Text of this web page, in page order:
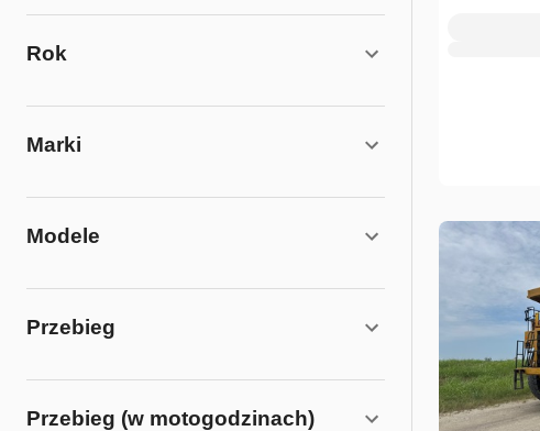
Rok
Marki
Modele
Przebieg
Przebieg (w motogodzinach)